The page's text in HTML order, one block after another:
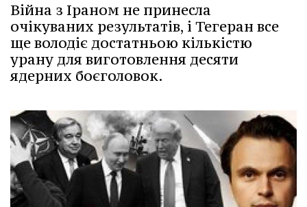
Війна з Іраном не принесла
очікуваних результатів, і Тегеран все
ще володіє достатньою кількістю
урану для виготовлення десяти
ядерних боєголовок.